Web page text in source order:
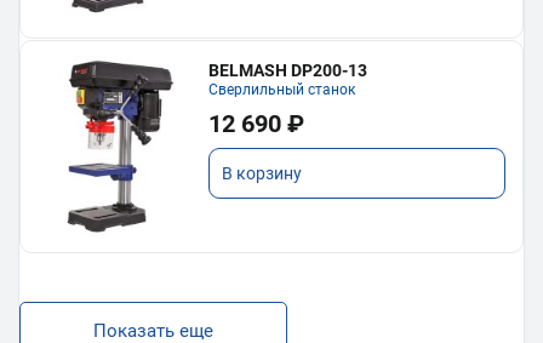
BELMASH DP200-13
Сверлильный станок
12 690 ₽
В корзину
Показать еще